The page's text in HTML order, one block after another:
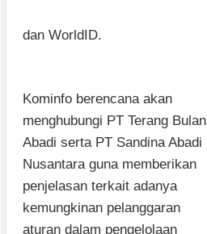
dan WorldID.
Kominfo berencana akan
menghubungi PT Terang Bulan
Abadi serta PT Sandina Abadi
Nusantara guna memberikan
penjelasan terkait adanya
kemungkinan pelanggaran
aturan dalam pengelolaan